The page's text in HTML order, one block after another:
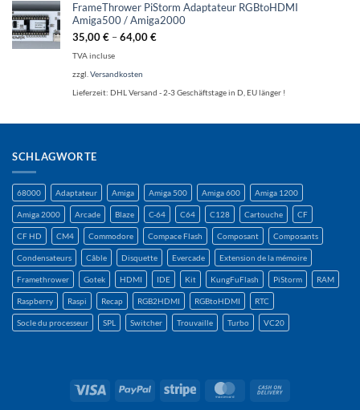
FrameThrower PiStorm Adaptateur RGBtoHDMI
Amiga500 / Amiga2000
35,00€ –64,00€
TVA incluse
zzgl. Versandkosten
Lieferzeit: DHL Versand - 2-3 Geschäftstage in D, EU länger !
SCHLAGWORTE
68000 Adaptateur Amiga Amiga 500 Amiga 600 Amiga 1200
Amiga 2000 Arcade Blaze C-64 C64 C128 Cartouche CF
CF HD CM4 Commodore Compace Flash Composant Composants
Condensateurs Câble Disquette Evercade Extension de la mémoire
Framethrower Gotek HDMI IDE Kit KungFuFlash PiStorm RAM
Raspberry Raspi Recap RGB2HDMI RGBtoHDMI RTC
Socle du processeur SPL Switcher Trouvaille Turbo VC20
Visa PayPal Rayure MasterCard